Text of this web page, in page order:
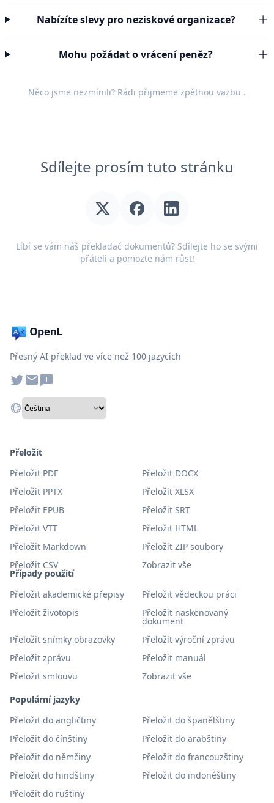
Nabízíte slevy pro neziskové organizace?
Mohu požádat o vrácení peněz?
Něco jsme nezmínili? Rádi přijmeme zpětnou vazbu .
Sdílejte prosím tuto stránku
Líbí se vám náš překladač dokumentů? Sdílejte ho se svými
přáteli a pomozte nám růst!
Přesný AI překlad ve více než 100 jazycích
Případy použití
Přeložit akademické přepisy
Přeložit vědeckou práci
Přeložit životopis
Přeložit naskenovaný
dokument
Přeložit snímky obrazovky
Přeložit výroční zprávu
Přeložit zprávu
Přeložit manuál
Přeložit smlouvu
Zobrazit vše
Populární jazyky
Přeložit do angličtiny
Přeložit do španělštiny
Přeložit do čínštiny
Přeložit do arabštiny
Přeložit do němčiny
Přeložit do francouzštiny
Přeložit do hindštiny
Přeložit do indonéštiny
Přeložit do ruštiny
Přeložit
Přeložit PDF
Přeložit DOCX
Přeložit PPTX
Přeložit XLSX
Přeložit EPUB
Přeložit SRT
Přeložit VTT
Přeložit HTML
Přeložit Markdown
Přeložit ZIP soubory
Přeložit CSV
Zobrazit vše